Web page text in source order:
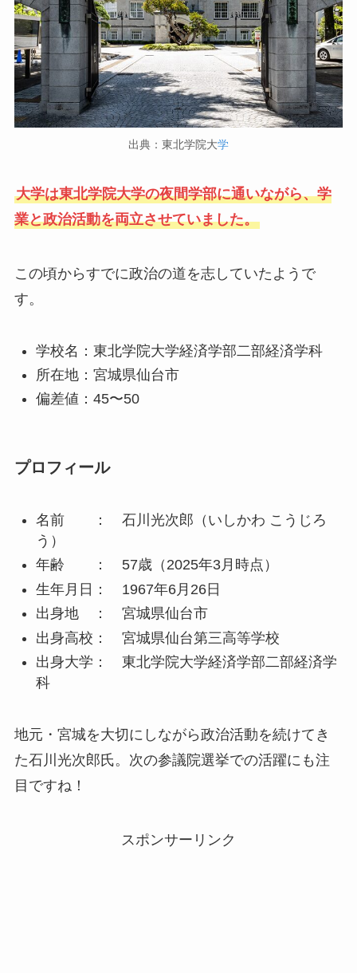
出典：東北学院大学
大学は東北学院大学の夜間学部に通いながら、学
業と政治活動を両立させていました。
この頃からすでに政治の道を志していたようで
す。
学校名：東北学院大学経済学部二部経済学科
所在地：宮城県仙台市
偏差値：45〜50
プロフィール
名前 ： 石川光次郎（いしかわ こうじろ
う）
年齢 ： 57歳（2025年3月時点）
生年月日： 1967年6月26日
出身地 ： 宮城県仙台市
出身高校： 宮城県仙台第三高等学校
出身大学： 東北学院大学経済学部二部経済学
科
地元・宮城を大切にしながら政治活動を続けてき
た石川光次郎氏。次の参議院選挙での活躍にも注
目ですね！
スポンサーリンク